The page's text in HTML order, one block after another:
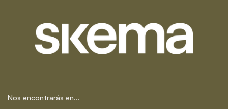
Nos encontrarás en...